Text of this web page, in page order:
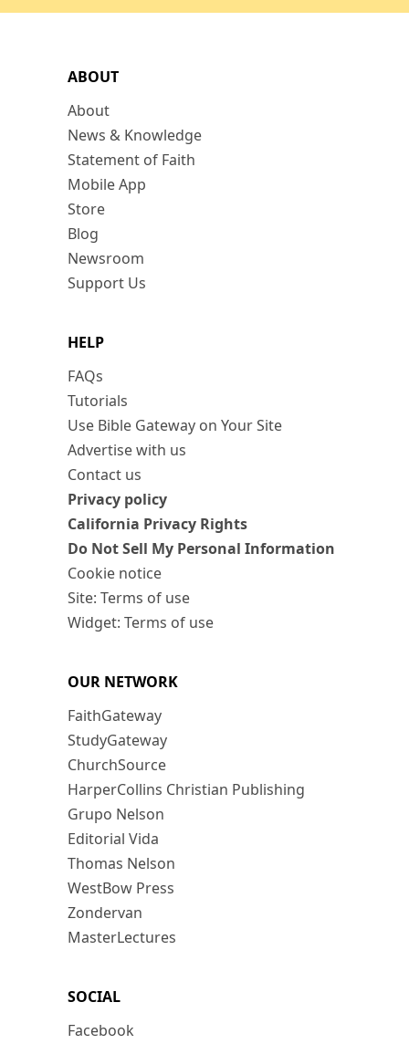
ABOUT
About
News & Knowledge
Statement of Faith
Mobile App
Store
Blog
Newsroom
Support Us
HELP
FAQs
Tutorials
Use Bible Gateway on Your Site
Advertise with us
Contact us
Privacy policy
California Privacy Rights
Do Not Sell My Personal Information
Cookie notice
Site: Terms of use
Widget: Terms of use
OUR NETWORK
FaithGateway
StudyGateway
ChurchSource
HarperCollins Christian Publishing
Grupo Nelson
Editorial Vida
Thomas Nelson
WestBow Press
Zondervan
MasterLectures
SOCIAL
Facebook